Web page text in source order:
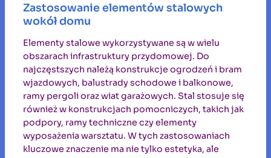
Zastosowanie elementów stalowych
wokół domu
Elementy stalowe wykorzystywane są w wielu
obszarach infrastruktury przydomowej. Do
najczęstszych należą konstrukcje ogrodzeń i bram
wjazdowych, balustrady schodowe i balkonowe,
ramy pergoli oraz wiat garażowych. Stal stosuje się
również w konstrukcjach pomocniczych, takich jak
podpory, ramy techniczne czy elementy
wyposażenia warsztatu. W tych zastosowaniach
kluczowe znaczenie ma nie tylko estetyka, ale